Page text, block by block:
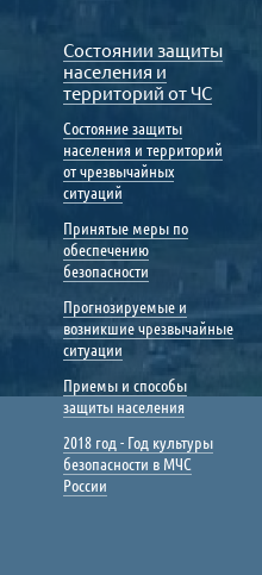
Состоянии защиты
населения и
территорий от ЧС
Состояние защиты
населения и территорий
от чрезвычайных
ситуаций
Принятые меры по
обеспечению
безопасности
Прогнозируемые и
возникшие чрезвычайные
ситуации
Приемы и способы
защиты населения
2018 год - Год культуры
безопасности в МЧС
России